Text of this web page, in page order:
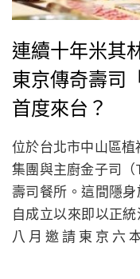
連續十年米其
東京傳奇壽司
首度來台？
位於台北市中山區
集團與主廚金子司（
壽司餐所。這間隱
自成立以來即以正
八月邀請東京六